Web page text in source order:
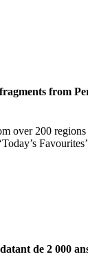
from
over 200
de 2 000